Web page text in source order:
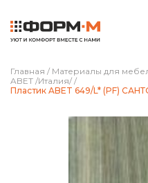
Главная / Материалы для
ABET /Италия/ /
Пластик ABET 649/L* (PF)